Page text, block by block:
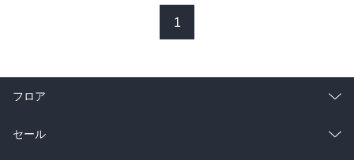
1
フロア
総合
セール